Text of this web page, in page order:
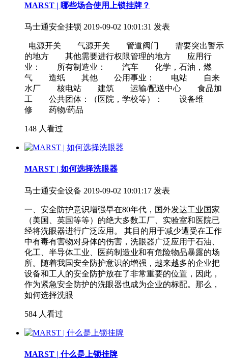
MARST | 哪些场合使用上锁挂牌？
马士通安全挂锁 2019-09-02 10:01:31 发表
电源开关 气源开关 管道阀门 需要突出警示
的地方 其他需要进行权限管理的地方 应用行
业： 所有制造业： 汽车 化学，石油，燃
气 造纸 其他 公用事业： 电站 自来
水厂 核电站 建筑 运输/配送中心 食品加
工 公共团体：（医院，学校等）： 设备维
修 药物/药品
148 人看过
MARST | 如何选择洗眼器
马士通安全设备 2019-09-02 10:01:17 发表
一、安全防护意识增强早在80年代，国外发达工业国家
（美国、英国等等）的绝大多数工厂、实验室和医院已
经将洗眼器进行广泛应用。 其目的用于减少遭受在工作
中有毒有害物对身体的伤害，洗眼器广泛应用于石油、
化工、半导体工业、医药制造业和有危险物品暴露的场
所。随着我国安全防护意识的增强，越来越多的企业把
设备和工人的安全防护放在了非常重要的位置，因此，
作为紧急安全防护的洗眼器也成为企业的标配。那么，
如何选择洗眼
584 人看过
MARST | 什么是上锁挂牌